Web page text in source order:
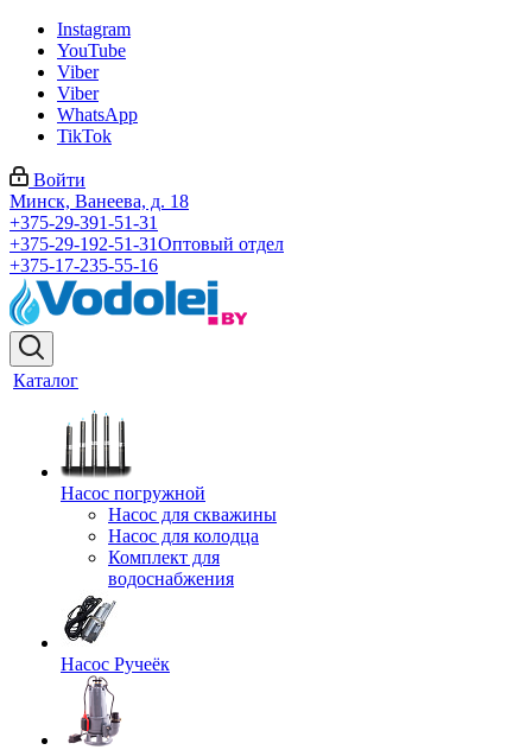
Instagram
YouTube
Viber
Viber
WhatsApp
TikTok
Войти
Минск, Ванеева, д. 18
+375-29-391-51-31
+375-29-192-51-31Оптовый отдел
+375-17-235-55-16
Каталог
Насос погружной
Насос для скважины
Насос для колодца
Комплект для
водоснабжения
Насос Ручеёк